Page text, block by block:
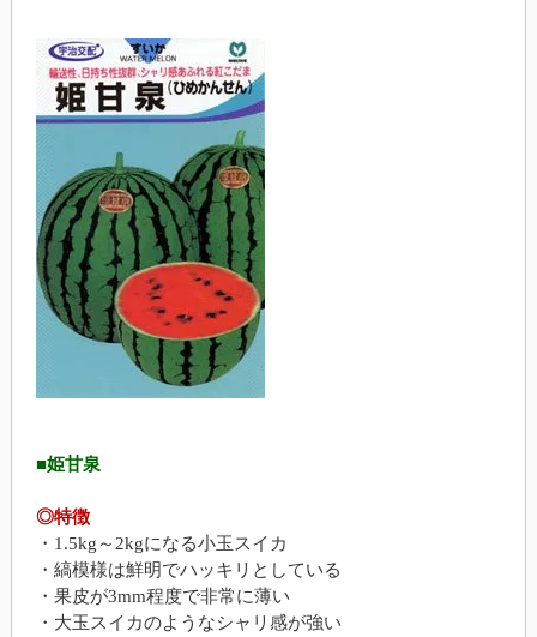
■姫甘泉
◎特徴
・1.5kg～2kgになる小玉スイカ
・縞模様は鮮明でハッキリとしている
・果皮が3mm程度で非常に薄い
・大玉スイカのようなシャリ感が強い